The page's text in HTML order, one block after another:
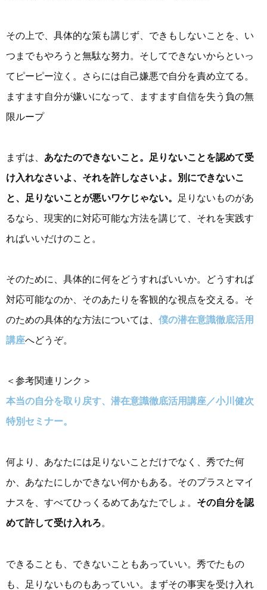
その上で、具体的な策も講じず、できもしないことを、い
つまでもやろうと無駄な努力。そしてできないからといっ
てピーピー泣く。さらには自己嫌悪で自分を責め立てる。
ますます自分が嫌いになって、ますます自信を失う負の無
限ループ
まずは、 あなたのできないこと。足りないことを認めて受
け入れなさいよ、それを許しなさいよ。別にできないこ
と、足りないことが悪いワケじゃない。
足りないものがあ
るなら、現実的に対応可能な方法を講じて、それを実践す
ればいいだけのこと。
そのために、具体的に何をどうすればいいか。どうすれば
対応可能なのか、そのあたりを客観的な視点を交える。そ
のための具体的な方法については、 僕の潜在意識徹底活用
講座へどうぞ。
＜参考関連リンク＞
本当の自分を取り戻す、潜在意識徹底活用講座／小川健次
特別セミナー。
何より、あなたには足りないことだけでなく、秀でた何
か、あなたにしかできない何かもある。そのプラスとマイ
ナスを、すべてひっくるめてあなたでしょ。 その自分を認
めて許して受け入れろ。
できることも、できないこともあっていい。秀でたもの
も、足りないものもあっていい。まずその事実を受け入れ